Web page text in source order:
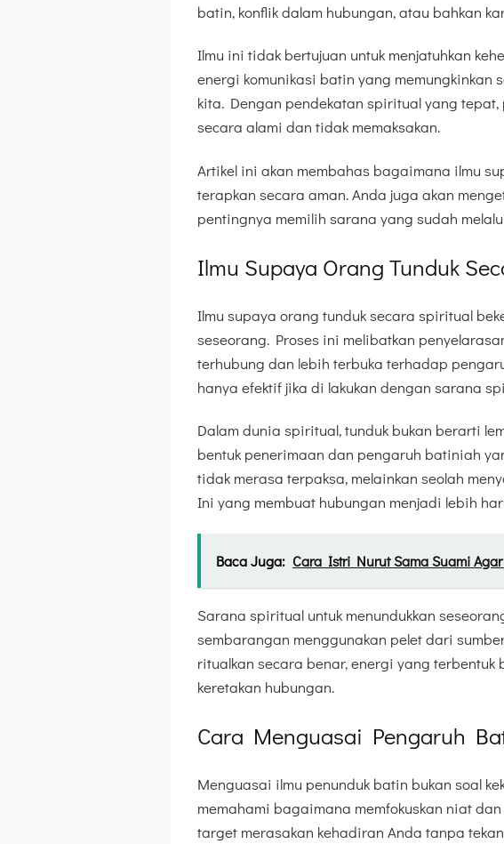
batin, konflik dalam hubungan, atau bahkan
Ilmu ini tidak bertujuan untuk menjatuhkan
energi komunikasi batin yang memungkinkan
kita. Dengan pendekatan spiritual yang
secara alami dan tidak memaksakan.
Artikel ini akan membahas bagaimana ilmu
terapkan secara aman. Anda juga akan
pentingnya memilih sarana yang sudah
Ilmu Supaya Orang Tunduk
Ilmu supaya orang tunduk secara spiritual
seseorang. Proses ini melibatkan
terhubung dan lebih terbuka terhadap
hanya efektif jika di lakukan dengan sarana
Dalam dunia spiritual, tunduk bukan berarti
bentuk penerimaan dan pengaruh batiniah
tidak merasa terpaksa, melainkan seolah
Ini yang membuat hubungan menjadi lebih
Baca Juga: Cara Istri Nurut Sama Suami
Sarana spiritual untuk menundukkan
sembarangan menggunakan pelet dari
ritualkan secara benar, energi yang
keretakan hubungan.
Cara Menguasai Pengaruh
Menguasai ilmu penunduk batin bukan soal
memahami bagaimana memfokuskan niat
target merasakan kehadiran Anda tanpa